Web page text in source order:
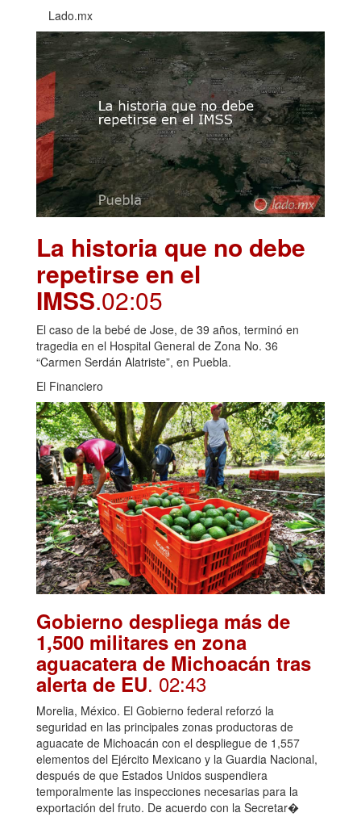
Lado.mx
La historia que no debe
repetirse en el
IMSS.02:05
El caso de la bebé de Jose, de 39 años, terminó en
tragedia en el Hospital General de Zona No. 36
“Carmen Serdán Alatriste”, en Puebla.
El Financiero
Gobierno despliega más de
1,500 militares en zona
aguacatera de Michoacán tras
alerta de EU. 02:43
Morelia, México. El Gobierno federal reforzó la
seguridad en las principales zonas productoras de
aguacate de Michoacán con el despliegue de 1,557
elementos del Ejército Mexicano y la Guardia Nacional,
después de que Estados Unidos suspendiera
temporalmente las inspecciones necesarias para la
exportación del fruto. De acuerdo con la Secretar�